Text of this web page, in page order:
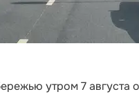
утром 7 августа